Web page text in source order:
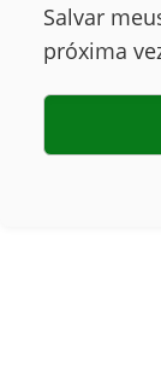
Salvar
próxima